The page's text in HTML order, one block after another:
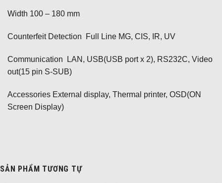
Width 100 – 180 mm
Counterfeit Detection Full Line MG, CIS, IR, UV
Communication LAN, USB(USB port x 2), RS232C, Video
out(15 pin S-SUB)
Accessories External display, Thermal printer, OSD(ON
Screen Display)
SẢN PHẨM TƯƠNG TỰ